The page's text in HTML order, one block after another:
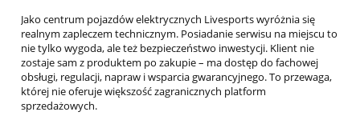
Jako centrum pojazdów elektrycznych Livesports wyróżnia się
realnym zapleczem technicznym. Posiadanie serwisu na miejscu to
nie tylko wygoda, ale też bezpieczeństwo inwestycji. Klient nie
zostaje sam z produktem po zakupie – ma dostęp do fachowej
obsługi, regulacji, napraw i wsparcia gwarancyjnego. To przewaga,
której nie oferuje większość zagranicznych platform
sprzedażowych.